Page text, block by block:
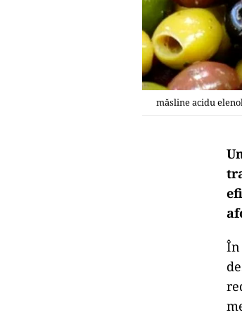
măsline acidu
În